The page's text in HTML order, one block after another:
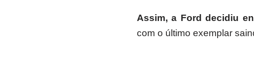
Assim, a Ford decidiu
com o último exemplar